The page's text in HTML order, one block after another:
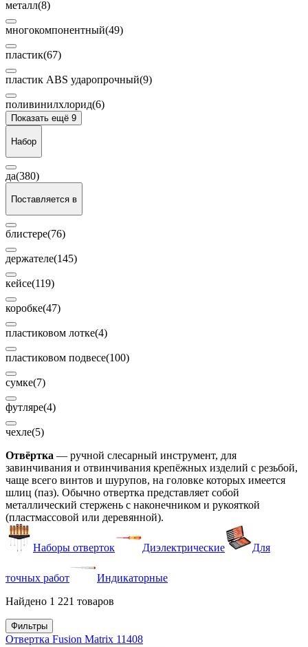
металл(8)
многокомпонентный(49)
пластик(67)
пластик ABS ударопрочный(9)
поливинилхлорид(6)
Показать ещё 9
Набор
да(380)
Поставляется в
блистере(76)
держателе(145)
кейсе(119)
коробке(47)
пластиковом лотке(4)
пластиковом подвесе(100)
сумке(7)
футляре(4)
чехле(5)
Отвёртка — ручной слесарный инструмент, для
завинчивания и отвинчивания крепёжных изделий с резьбой,
чаще всего винтов и шурупов, на головке которых имеется
шлиц (паз). Обычно отвертка представляет собой
металлический стержень с наконечником и рукояткой
(пластмассовой или деревянной).
Наборы отверток Диэлектрические Для
точных работ
Индикаторные
Найдено 1 221 товаров
Фильтры
Отвертка Fusion Matrix 11408